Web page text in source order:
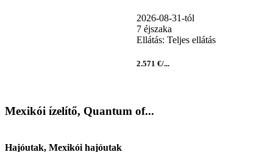
2026-08-31-tól
7 éjszaka
Ellátás: Teljes ellátás
2.571 €/...
Mexikói ízelítő, Quantum of...
Hajóutak, Mexikói hajóutak